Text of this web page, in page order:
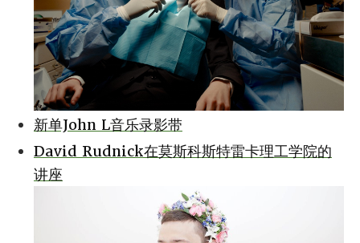
新单John L音乐录影带
David Rudnick在莫斯科斯特雷卡理工学院的
讲座